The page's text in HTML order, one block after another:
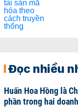
Đọc nhiều
Huấn Hoa Hồng là
phần trong hai